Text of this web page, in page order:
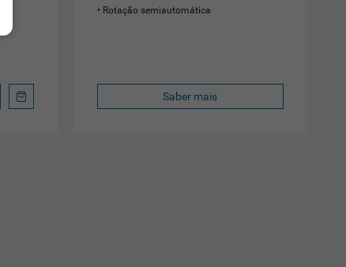
Rotação semiautomática
Saber mais